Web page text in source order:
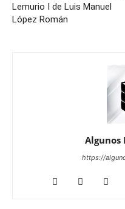
Lemurio I de Luis Manuel
López Román
Algunos
https://